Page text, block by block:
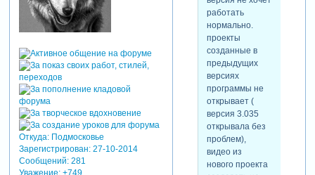
увидеть ссылки
имитация оттаивания инея
с оконного стекла
Зарегистрируйтесь,
чтобы увидеть ссылки
pdf-докмент с пояснениями:
Зарегистрируйтесь, чтобы
увидеть ссылки
программа explaindio video
creator. быстрый старт
Зарегистрируйтесь, чтобы
увидеть ссылки
Откуда:Подмосковье
Зарегистрирован: 27-10-2014
Сообщений:281
работать
нормально.
проекты
созданные в
предыдущих
версиях
программы не
открывает (
версия 3.035
открывала без
проблем),
видео из
нового проекта